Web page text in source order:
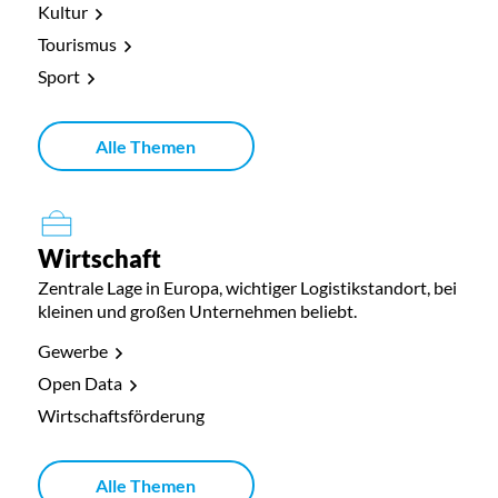
Kultur
Tourismus
Sport
Alle Themen
Wirtschaft
Zentrale Lage in Europa, wichtiger Logistikstandort, bei
kleinen und großen Unternehmen beliebt.
Gewerbe
Open Data
Wirtschaftsförderung
Alle Themen